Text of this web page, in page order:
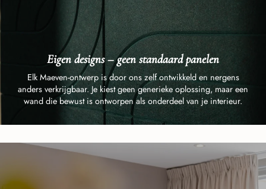
Eigen designs – geen standaard panelen
Elk Maeven-ontwerp is door ons zelf ontwikkeld en nergens
anders verkrijgbaar. Je kiest geen generieke oplossing, maar een
wand die bewust is ontworpen als onderdeel van je interieur.